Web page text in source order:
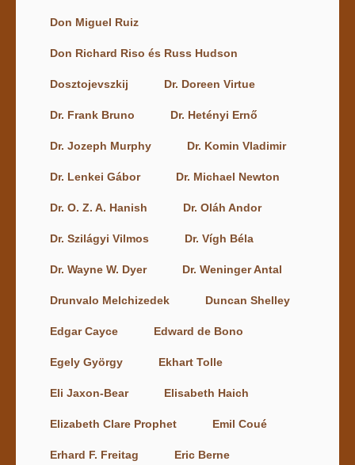
Don Miguel Ruiz
Don Richard Riso és Russ Hudson
Dosztojevszkij Dr. Doreen Virtue
Dr. Frank Bruno Dr. Hetényi Ernő
Dr. Jozeph Murphy Dr. Komin Vladimir
Dr. Lenkei Gábor Dr. Michael Newton
Dr. O. Z. A. Hanish Dr. Oláh Andor
Dr. Szilágyi Vilmos Dr. Vígh Béla
Dr. Wayne W. Dyer Dr. Weninger Antal
Drunvalo Melchizedek Duncan Shelley
Edgar Cayce Edward de Bono
Egely György Ekhart Tolle
Eli Jaxon-Bear Elisabeth Haich
Elizabeth Clare Prophet Emil Coué
Erhard F. Freitag Eric Berne